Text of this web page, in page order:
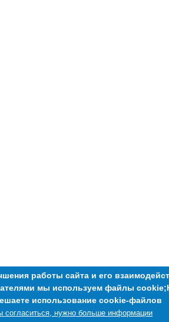
работы сайта и его
мы используем файлы
использование cookie-файлов
согласиться, нужно больше информации